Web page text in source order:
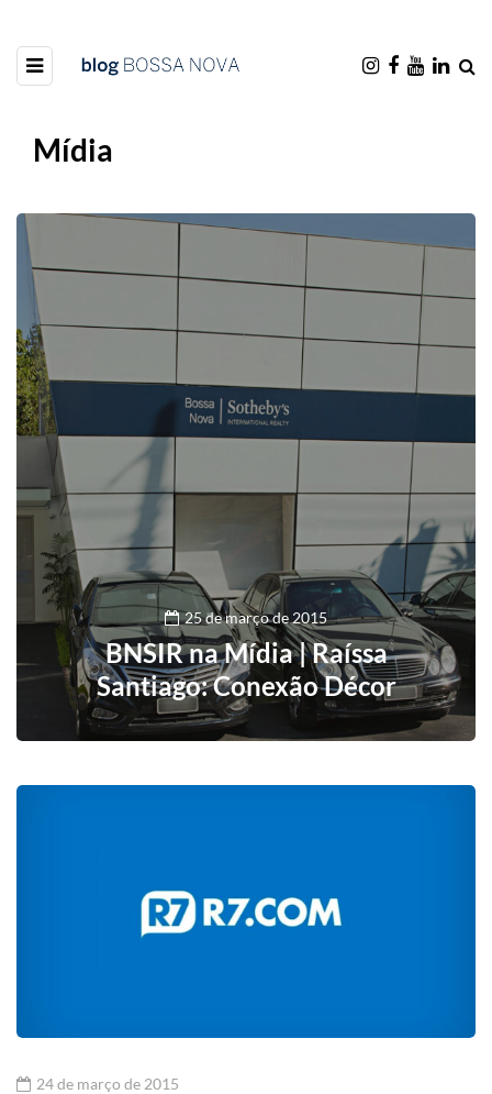
Mídia
25 de março de 2015
BNSIR na Mídia | Raíssa
Santiago: Conexão Décor
24 de março de 2015